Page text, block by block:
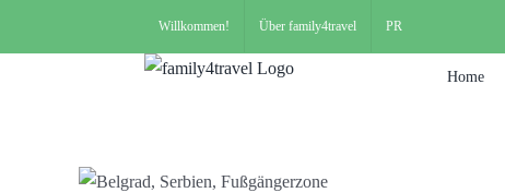
Willkommen! Über family4travel PR
Home